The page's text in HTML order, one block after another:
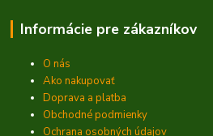
Informácie pre zákazníkov
O nás
Ako nakupovať
Doprava a platba
Obchodné podmienky
Ochrana osobných údajov